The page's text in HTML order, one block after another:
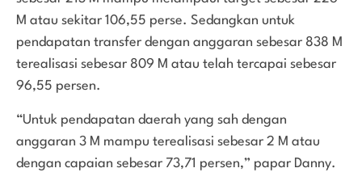
M atau sekitar 106,55 perse. Sedangkan untuk
pendapatan transfer dengan anggaran sebesar 838 M
terealisasi sebesar 809 M atau telah tercapai sebesar
96,55 persen.
“Untuk pendapatan daerah yang sah dengan
anggaran 3 M mampu terealisasi sebesar 2 M atau
dengan capaian sebesar 73,71 persen,” papar Danny.